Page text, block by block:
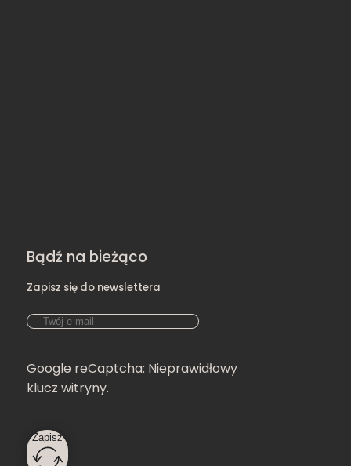
Bądź na bieżąco
Zapisz się do newslettera
Google reCaptcha: Nieprawidłowy
klucz witryny.
Zapisz